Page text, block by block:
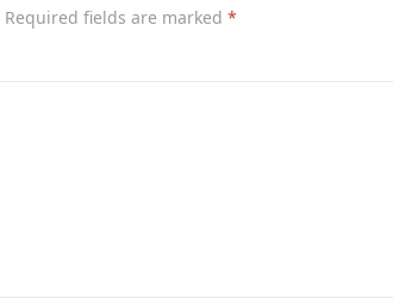
Required fields are marked *